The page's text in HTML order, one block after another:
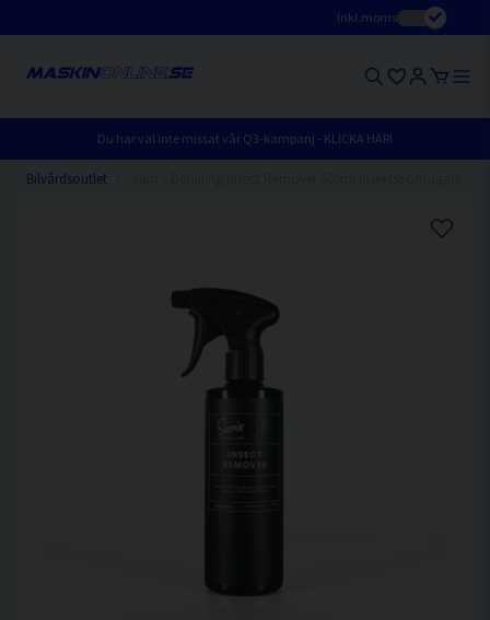
Inkl.moms
Du har väl inte missat vår Q3-kampanj - KLICKA HÄR!
Bilvårdsoutlet